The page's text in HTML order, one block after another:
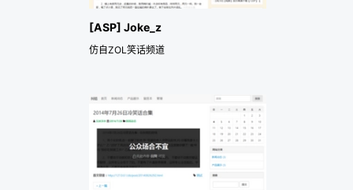
[ASP] Joke_z
仿自ZOL笑话频道